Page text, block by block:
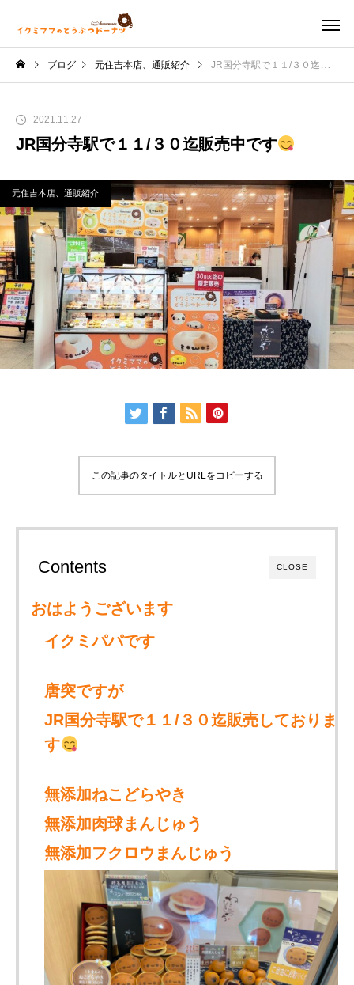
ブログ 元住吉本店、通販紹介 JR国分寺駅で１１/３０迄販売中です
2021.11.27
JR国分寺駅で１１/３０迄販売中です
元住吉本店、通販紹介
この記事のタイトルとURLをコピーする
CLOSE
Contents
おはようございます
イクミパパです
唐突ですが
JR国分寺駅で１１/３０迄販売しておりま
す
無添加ねこどらやき
無添加肉球まんじゅう
無添加フクロウまんじゅう